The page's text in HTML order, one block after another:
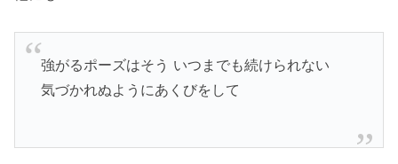
強がるポーズはそう いつまでも続けられない
気づかれぬようにあくびをして